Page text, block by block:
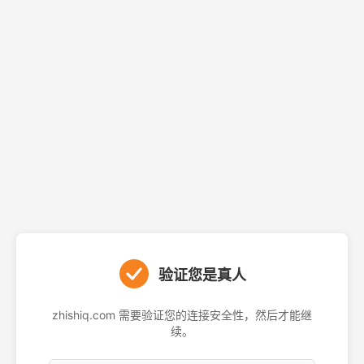
验证您是真人
zhishiq.com 需要验证您的连接安全性，然后才能继
续。